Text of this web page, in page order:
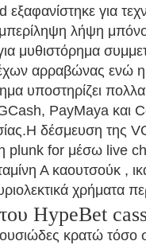
για
λήψη
για μυθιστόρημα
αρραβώνας ενώ η
υποστηρίζει
PayMaya και
δέσμευση της
plunk for μέσω live
Α καουτσούκ ,
χρήματα
HypeBet
κρατώ τόσο